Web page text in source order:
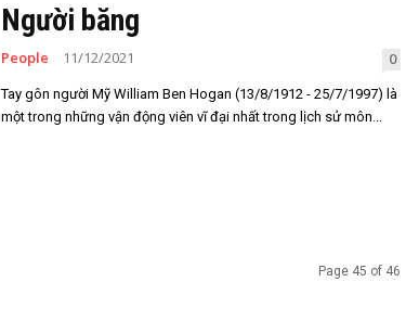
Người băng
People 11/12/2021 0
Tay gôn người Mỹ William Ben Hogan (13/8/1912 - 25/7/1997) là
một trong những vận động viên vĩ đại nhất trong lịch sử môn...
Page 45 of 46